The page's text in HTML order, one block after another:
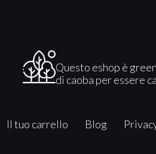
Questo eshop è
di caoba per essere
Il tuo carrello Blog